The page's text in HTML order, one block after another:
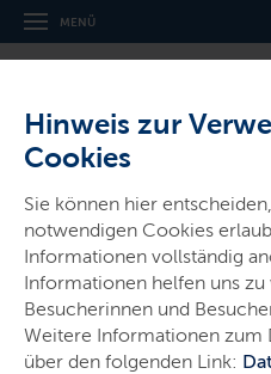
Hinweis zur
Cookies
Sie können hier
notwendigen Cookies
Informationen vollständig
Informationen helfen uns zu
Besucherinnen und
Weitere Informationen zum
über den folgenden Link:
MENÜ
Ministerium für
Klimaschutz,
Ministerien & Behörden